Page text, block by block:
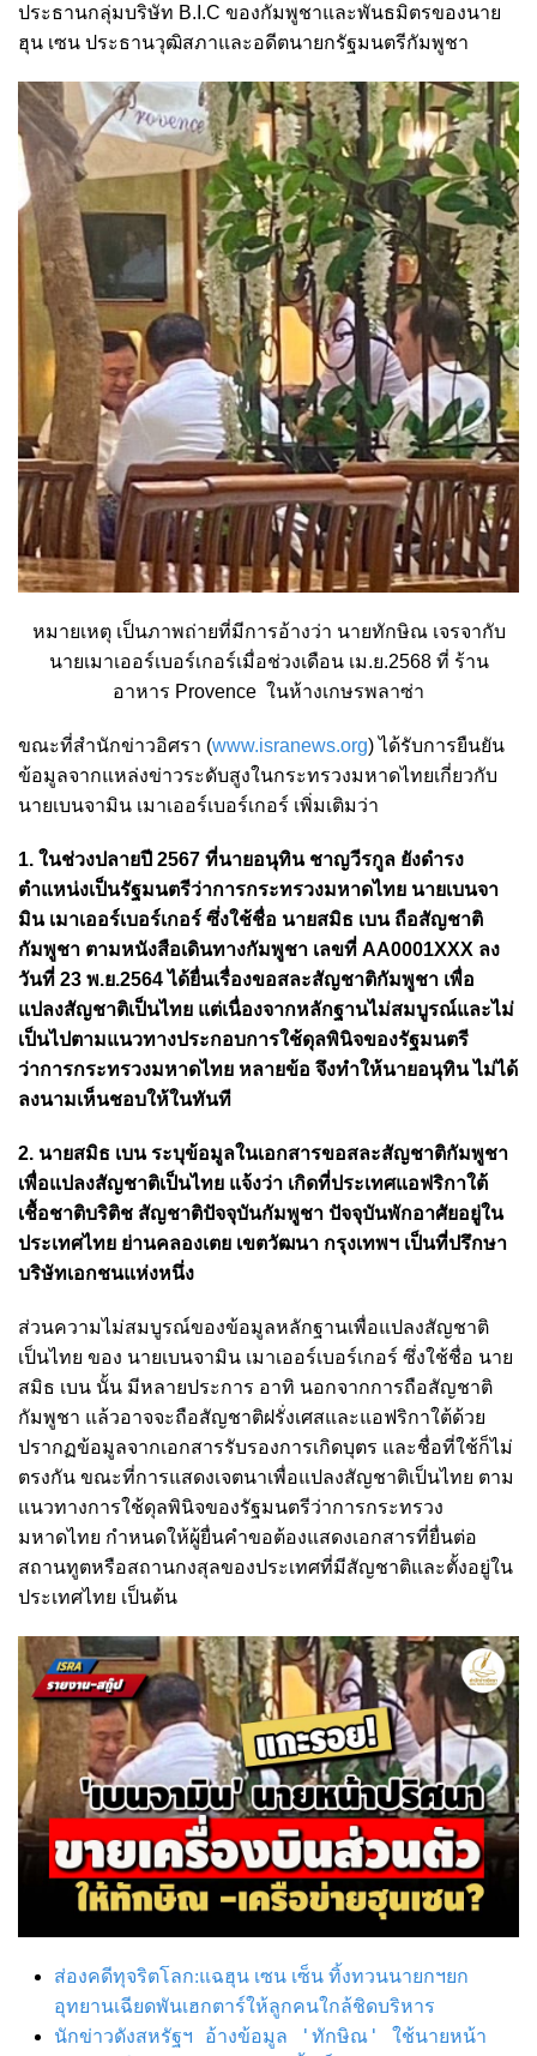
ประธานกลุ่มบริษัท B.I.C ของกัมพูชาและพันธมิตรของนาย
ฮุน เซน ประธานวุฒิสภาและอดีตนายกรัฐมนตรีกัมพูชา
หมายเหตุ เป็นภาพถ่ายที่มีการอ้างว่า นายทักษิณ เจรจากับ
นายเมาเออร์เบอร์เกอร์เมื่อช่วงเดือน เม.ย.2568 ที่ ร้าน
อาหาร Provence ในห้างเกษรพลาซ่า
ขณะที่สำนักข่าวอิศรา (www.isranews.org) ได้รับการยืนยัน
ข้อมูลจากแหล่งข่าวระดับสูงในกระทรวงมหาดไทยเกี่ยวกับ
นายเบนจามิน เมาเออร์เบอร์เกอร์ เพิ่มเติมว่า
1. ในช่วงปลายปี 2567 ที่นายอนุทิน ชาญวีรกูล ยังดำรง
ตำแหน่งเป็นรัฐมนตรีว่าการกระทรวงมหาดไทย นายเบนจา
มิน เมาเออร์เบอร์เกอร์ ซึ่งใช้ชื่อ นายสมิธ เบน ถือสัญชาติ
กัมพูชา ตามหนังสือเดินทางกัมพูชา เลขที่ AA0001XXX ลง
วันที่ 23 พ.ย.2564 ได้ยื่นเรื่องขอสละสัญชาติกัมพูชา เพื่อ
แปลงสัญชาติเป็นไทย แต่เนื่องจากหลักฐานไม่สมบูรณ์และไม่
เป็นไปตามแนวทางประกอบการใช้ดุลพินิจของรัฐมนตรี
ว่าการกระทรวงมหาดไทย หลายข้อ จึงทำให้นายอนุทิน ไม่ได้
ลงนามเห็นชอบให้ในทันที
2. นายสมิธ เบน ระบุข้อมูลในเอกสารขอสละสัญชาติกัมพูชา
เพื่อแปลงสัญชาติเป็นไทย แจ้งว่า เกิดที่ประเทศแอฟริกาใต้
เชื้อชาติบริติช สัญชาติปัจจุบันกัมพูชา ปัจจุบันพักอาศัยอยู่ใน
ประเทศไทย ย่านคลองเตย เขตวัฒนา กรุงเทพฯ เป็นที่ปรึกษา
บริษัทเอกชนแห่งหนึ่ง
ส่วนความไม่สมบูรณ์ของข้อมูลหลักฐานเพื่อแปลงสัญชาติ
เป็นไทย ของ นายเบนจามิน เมาเออร์เบอร์เกอร์ ซึ่งใช้ชื่อ นาย
สมิธ เบน นั้น มีหลายประการ อาทิ นอกจากการถือสัญชาติ
กัมพูชา แล้วอาจจะถือสัญชาติฝรั่งเศสและแอฟริกาใต้ด้วย
ปรากฏข้อมูลจากเอกสารรับรองการเกิดบุตร และชื่อที่ใช้ก็ไม่
ตรงกัน ขณะที่การแสดงเจตนาเพื่อแปลงสัญชาติเป็นไทย ตาม
แนวทางการใช้ดุลพินิจของรัฐมนตรีว่าการกระทรวง
มหาดไทย กำหนดให้ผู้ยื่นคำขอต้องแสดงเอกสารที่ยื่นต่อ
สถานทูตหรือสถานกงสุลของประเทศที่มีสัญชาติและตั้งอยู่ใน
ประเทศไทย เป็นต้น
ส่องคดีทุจริตโลก:แฉฮุน เซน เซ็น ทิ้งทวนนายกฯยก
อุทยานเฉียดพันเฮกตาร์ให้ลูกคนใกล้ชิดบริหาร
นักข่าวดังสหรัฐฯ อ้างข้อมูล 'ทักษิณ' ใช้นายหน้า